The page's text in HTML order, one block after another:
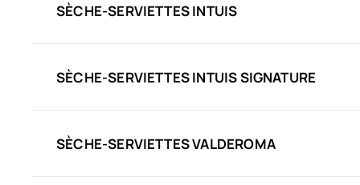
SÈCHE-SERVIETTES INTUIS
SÈCHE-SERVIETTES INTUIS SIGNATURE
SÈCHE-SERVIETTES VALDEROMA